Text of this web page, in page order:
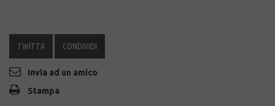
TWITTA CONDIVIDI
Invia ad un amico
Stampa